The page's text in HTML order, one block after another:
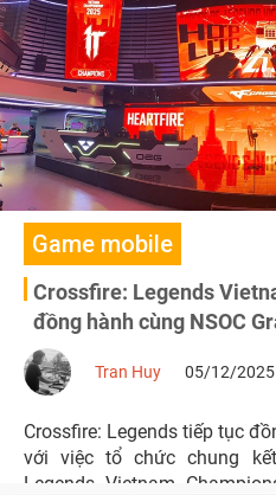
Game mobile
Crossfire: Legends
đồng hành cùng NSOC
chung kết miền Bắc
Crossfire: Legends tiếp tục
với việc tổ chức chung